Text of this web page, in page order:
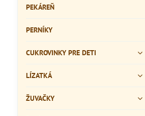
PEKÁREŇ
PERNÍKY
CUKROVINKY PRE DETI
LÍZATKÁ
ŽUVAČKY